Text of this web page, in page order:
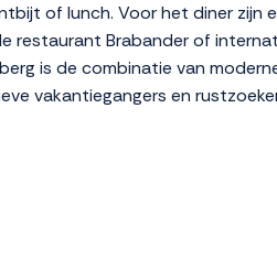
of lunch. Voor het diner zijn
restaurant Brabander of
is de combinatie van
vakantiegangers en